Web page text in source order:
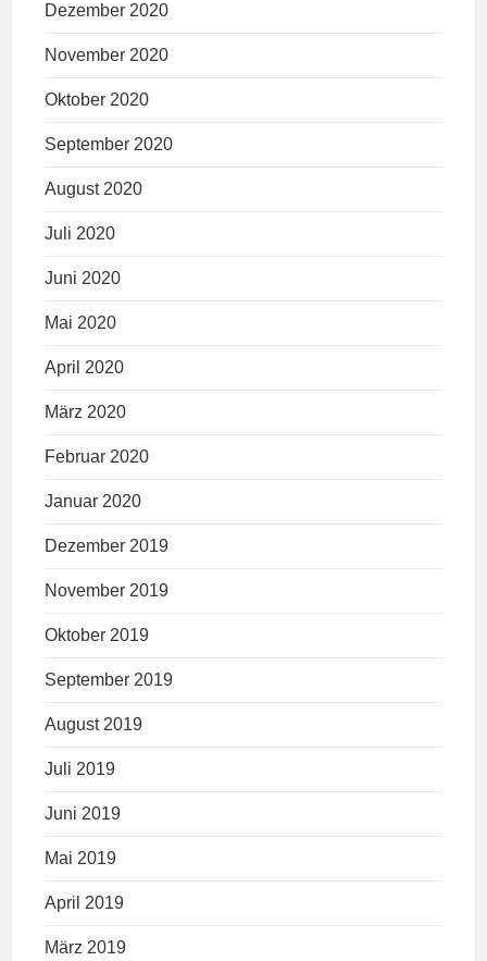
Dezember 2020
November 2020
Oktober 2020
September 2020
August 2020
Juli 2020
Juni 2020
Mai 2020
April 2020
März 2020
Februar 2020
Januar 2020
Dezember 2019
November 2019
Oktober 2019
September 2019
August 2019
Juli 2019
Juni 2019
Mai 2019
April 2019
März 2019